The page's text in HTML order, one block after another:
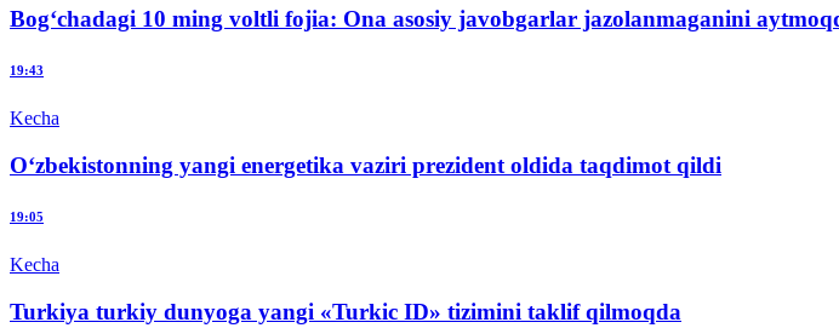
Bog‘chadagi 10 ming voltli fojia: Ona asosiy javobgarlar jazolanmaganini
19:43
Kecha
O‘zbekistonning yangi energetika vaziri prezident oldida taqdimot qildi
19:05
Kecha
Turkiya turkiy dunyoga yangi «Turkic ID» tizimini taklif qilmoqda